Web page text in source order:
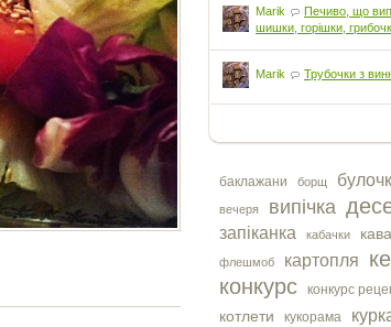
Marik
Печиво, що
шишки, горішки,
Marik Трубочки з
баклажани борщ
вечеря випічка
запіканка
кабачки кава
флешмоб картопля
конкурс конкурс
котлети кукорама